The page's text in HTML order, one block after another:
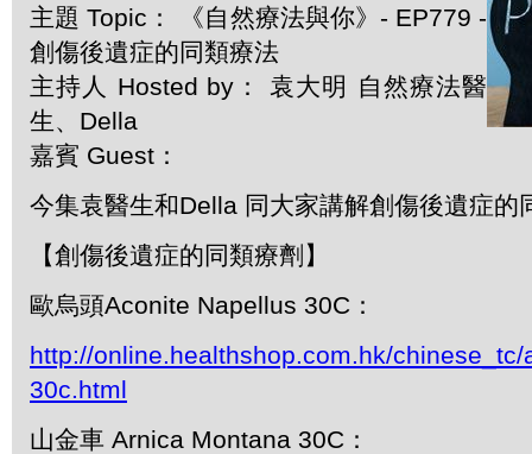
主題 Topic： 《自然療法與你》- EP779 -
創傷後遺症的同類療法
主持人 Hosted by： 袁大明 自然療法醫
生、Della
嘉賓 Guest：
今集袁醫生和Della 同大家講解創傷後遺症的
【創傷後遺症的同類療劑】
歐烏頭Aconite Napellus 30C：
http://online.healthshop.com.hk/
30c.html
山金車 Arnica Montana 30C：